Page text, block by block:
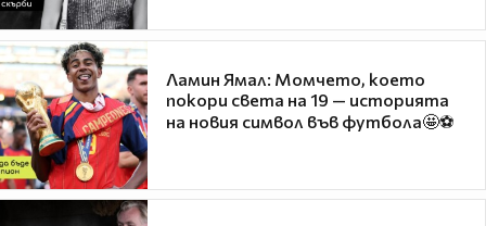
Ламин Ямал: Момчето, което
покори света на 19 — историята
на новия символ във футбола🤩⚽